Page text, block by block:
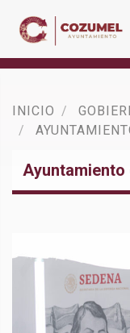
INICIO
Ayuntamiento